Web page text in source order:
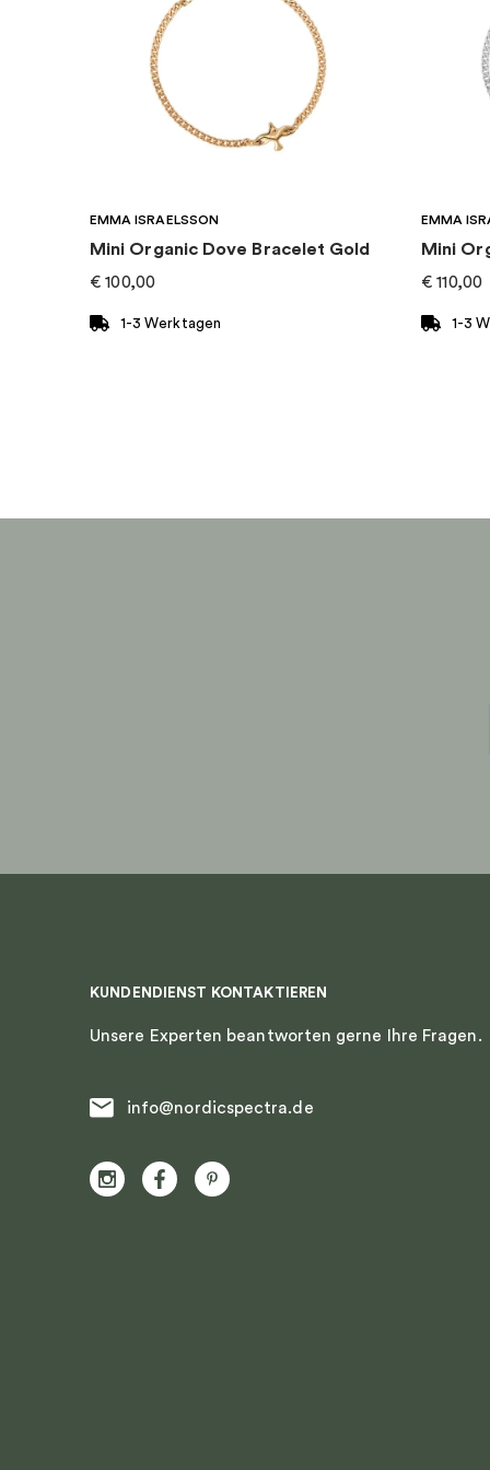
EMMA ISRAELSSON
Mini Organic Dove Bracelet Gold
€ 100,00
1-3 Werktagen
EMMA
Mini
€ 110,00
1-3
KUNDENDIENST KONTAKTIEREN
Unsere Experten beantworten gerne Ihre Fragen.
info@nordicspectra.de